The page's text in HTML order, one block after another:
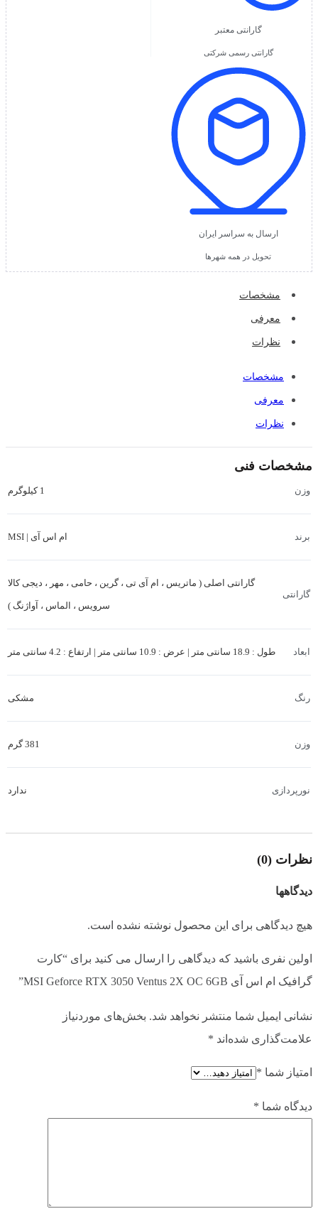
گارانتی معتبر
گارانتی رسمی شرکتی
ارسال به سراسر ایران
تحویل در همه شهرها
مشخصات
معرفی
نظرات
مشخصات
معرفی
نظرات
مشخصات فنی
وزن 1 کیلوگرم
برند ام اس آی | MSI
گارانتی
گارانتی اصلی ( ماتریس ، ام آی تی ، گرین ، حامی ، مهر ، دیجی کالا
سرویس ، الماس ، آواژنگ )
ابعاد طول : 18.9 سانتی متر | عرض : 10.9 سانتی متر | ارتفاع : 4.2 سانتی متر
رنگ مشکی
وزن 381 گرم
نورپردازی ندارد
مدل محصول
توان مصرفی
سازنده چیپ گرافیک
مدل کارت گرافیک RTX 3050 OC
سری
معماری پردازنده گرافیکی
فرکانس بوست 1492 مگاهرتز
نظرات (0)
دیدگاهها
هیچ دیدگاهی برای این محصول نوشته نشده است.
اولین نفری باشید که دیدگاهی را ارسال می کنید برای “کارت
گرافیک ام اس آی MSI Geforce RTX 3050 Ventus 2X OC 6GB”
نشانی ایمیل شما منتشر نخواهد شد. بخش‌های موردنیاز
علامت‌گذاری شده‌اند *
امتیاز شما *
دیدگاه شما *